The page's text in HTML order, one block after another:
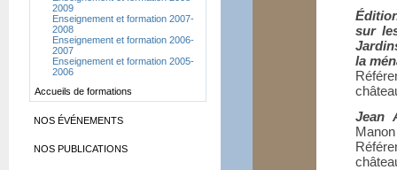
sur
la
Jean
2009
Enseignement et formation 2007-
2008
Enseignement et formation 2006-
2007
Enseignement et formation 2005-
2006
Accueils de formations
NOS ÉVÉNEMENTS
NOS PUBLICATIONS